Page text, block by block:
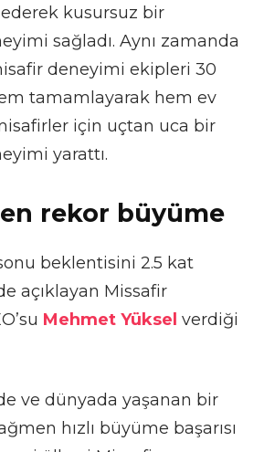
kusursuz bir
sağladı. Aynı zamanda
deneyimi ekipleri 30
tamamlayarak hem ev
için uçtan uca bir
yarattı.
rekor büyüme
sonu beklentisini 2.5 kat
açıklayan Missafir
Mehmet Yüksel verdiği
ve dünyada yaşanan bir
hızlı büyüme başarısı